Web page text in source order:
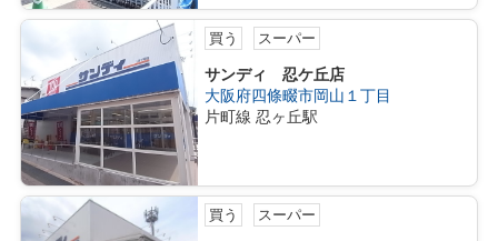
買う スーパー
サンディ 忍ケ丘店
大阪府四條畷市岡山１丁目
片町線 忍ヶ丘駅
買う スーパー